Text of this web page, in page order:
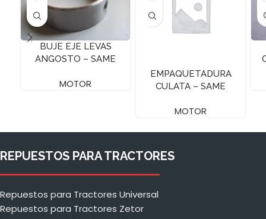
BUJE EJE LEVAS
ANGOSTO – SAME
MOTOR
EMPAQUETADURA
CULATA – SAME
MOTOR
REPUESTOS PARA TRACTORES
Repuestos para Tractores Universal
Repuestos para Tractores Zetor